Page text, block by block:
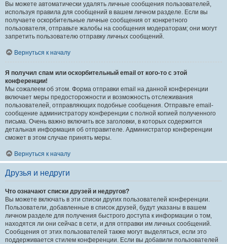
Вы можете автоматически удалять личные сообщения пользователей,
используя правила для сообщений в вашем личном разделе. Если вы
получаете оскорбительные личные сообщения от конкретного
пользователя, отправьте жалобы на сообщения модераторам; они могут
запретить пользователю отправку личных сообщений.
Вернуться к началу
Я получил спам или оскорбительный email от кого-то с этой
конференции!
Мы сожалеем об этом. Форма отправки email на данной конференции
включает меры предосторожности и возможность отслеживания
пользователей, отправляющих подобные сообщения. Отправьте email-
сообщение администратору конференции с полной копией полученного
письма. Очень важно включить все заголовки, в которых содержится
детальная информация об отправителе. Администратор конференции
сможет в этом случае принять меры.
Вернуться к началу
Друзья и недруги
Что означают списки друзей и недругов?
Вы можете включать в эти списки других пользователей конференции.
Пользователи, добавленные в список друзей, будут указаны в вашем
личном разделе для получения быстрого доступа к информации о том,
находятся ли они сейчас в сети, и для отправки им личных сообщений.
Сообщения от этих пользователей также могут выделяться, если это
поддерживается стилем конференции. Если вы добавили пользователей